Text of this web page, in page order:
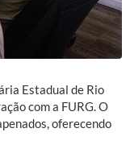
Estadual de Rio
com a FURG. O
oferecendo